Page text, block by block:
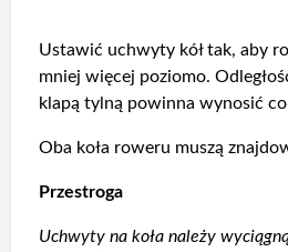
Ustawić uchwyty kół tak, aby
mniej więcej poziomo.
klapą tylną powinna wynosić
Oba koła roweru muszą
Przestroga
Uchwyty na koła należy